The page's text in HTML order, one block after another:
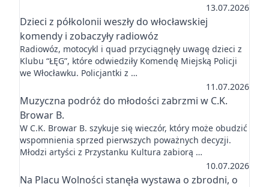
13.07.2026
Dzieci z półkolonii weszły do włocławskiej
komendy i zobaczyły radiowóz
Radiowóz, motocykl i quad przyciągnęły uwagę dzieci z
Klubu “ŁĘG”, które odwiedziły Komendę Miejską Policji
we Włocławku. Policjantki z …
11.07.2026
Muzyczna podróż do młodości zabrzmi w C.K.
Browar B.
W C.K. Browar B. szykuje się wieczór, który może obudzić
wspomnienia sprzed pierwszych poważnych decyzji.
Młodzi artyści z Przystanku Kultura zabiorą …
10.07.2026
Na Placu Wolności stanęła wystawa o zbrodni, o